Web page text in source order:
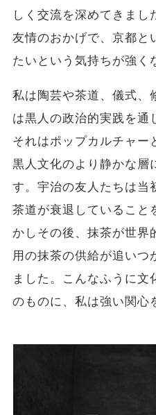
しく交流を深めてきま
友情のおかげで、京都と
たいという気持ちが強く
私は陶芸や茶道、儀式、
は黒人の政治的実践を通
それはポップカルチャー
黒人文化のより静かな層
す。宇治の友人たちは当
茶道が衰退していること
かしその後、抹茶が世界
用の抹茶の供給が追いつ
ました。こんなふうに文
のものに、私は強い関心